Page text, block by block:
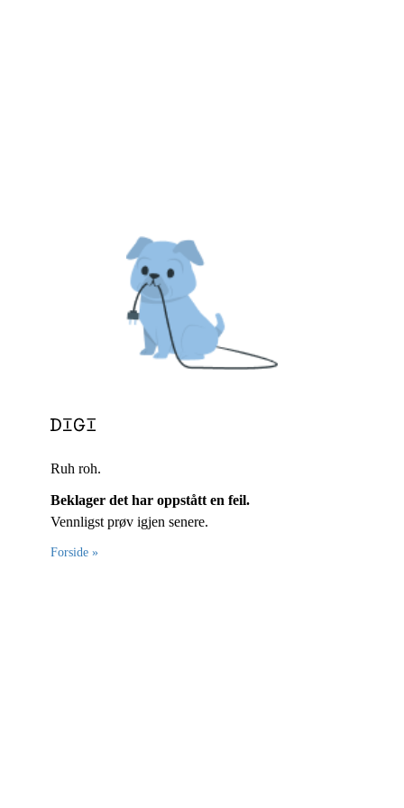
Ruh roh.
Beklager det har oppstått en feil.
Vennligst prøv igjen senere.
Forside »